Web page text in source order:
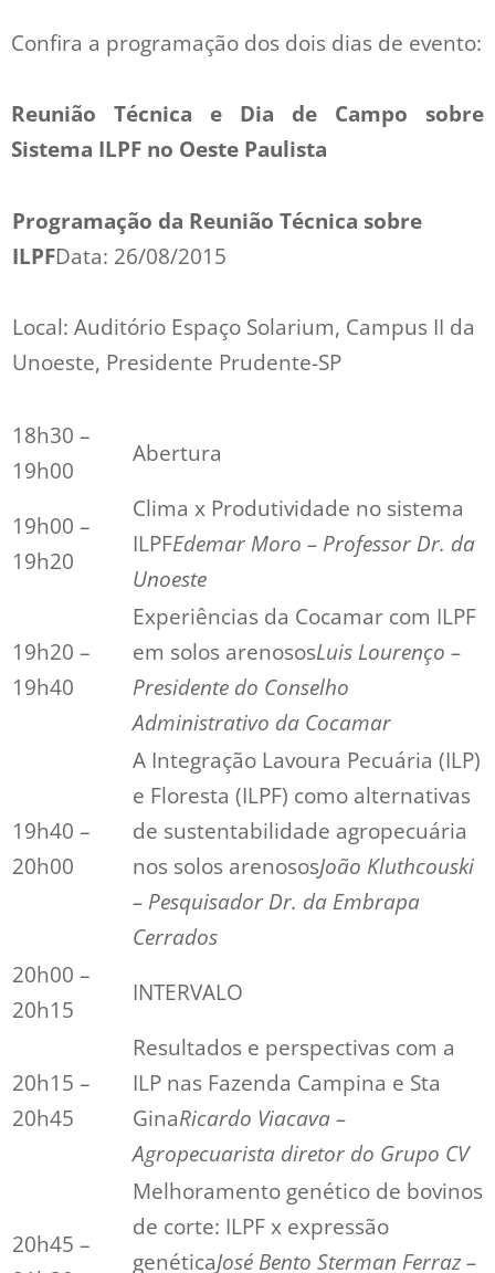
Confira a programação dos dois dias de evento:
Reunião Técnica e Dia de Campo sobre
Sistema ILPF no Oeste Paulista
Programação da Reunião Técnica sobre
ILPFData: 26/08/2015
Local: Auditório Espaço Solarium, Campus II da
Unoeste, Presidente Prudente-SP
18h30 –
19h00
Abertura
19h00 –
19h20
Clima x Produtividade no sistema
ILPFEdemar Moro – Professor Dr. da
Unoeste
19h20 –
19h40
Experiências da Cocamar com ILPF
em solos arenososLuis Lourenço –
Presidente do Conselho
Administrativo da Cocamar
19h40 –
20h00
A Integração Lavoura Pecuária (ILP)
e Floresta (ILPF) como alternativas
de sustentabilidade agropecuária
nos solos arenososJoão Kluthcouski
– Pesquisador Dr. da Embrapa
Cerrados
20h00 –
20h15
INTERVALO
20h15 –
20h45
Resultados e perspectivas com a
ILP nas Fazenda Campina e Sta
GinaRicardo Viacava –
Agropecuarista diretor do Grupo CV
20h45 –
Melhoramento genético de bovinos
de corte: ILPF x expressão
genéticaJosé Bento Sterman Ferraz –